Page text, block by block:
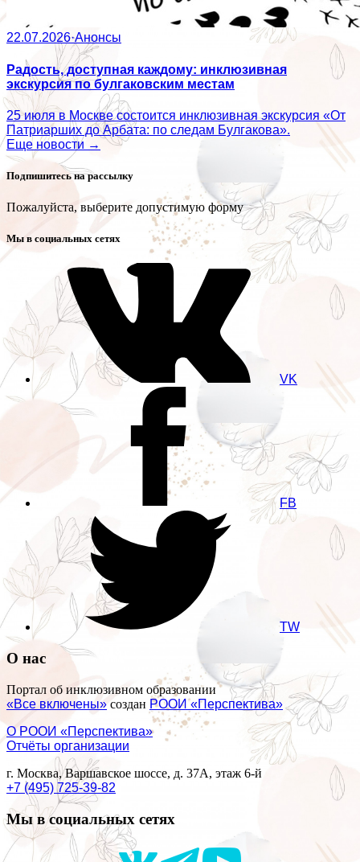
22.07.2026·Анонсы
Радость, доступная каждому: инклюзивная
экскурсия по булгаковским местам
25 июля в Москве состоится инклюзивная экскурсия «От
Патриарших до Арбата: по следам Булгакова».
Еще новости →
Подпишитесь на рассылку
Пожалуйста, выберите допустимую форму
Мы в социальных сетях
VK
FB
TW
О нас
Портал об инклюзивном образовании
«Все включены» создан РООИ «Перспектива»
О РООИ «Перспектива»
Отчёты организации
г. Москва, Варшавское шоссе, д. 37А, этаж 6-й
+7 (495) 725-39-82
Мы в социальных сетях